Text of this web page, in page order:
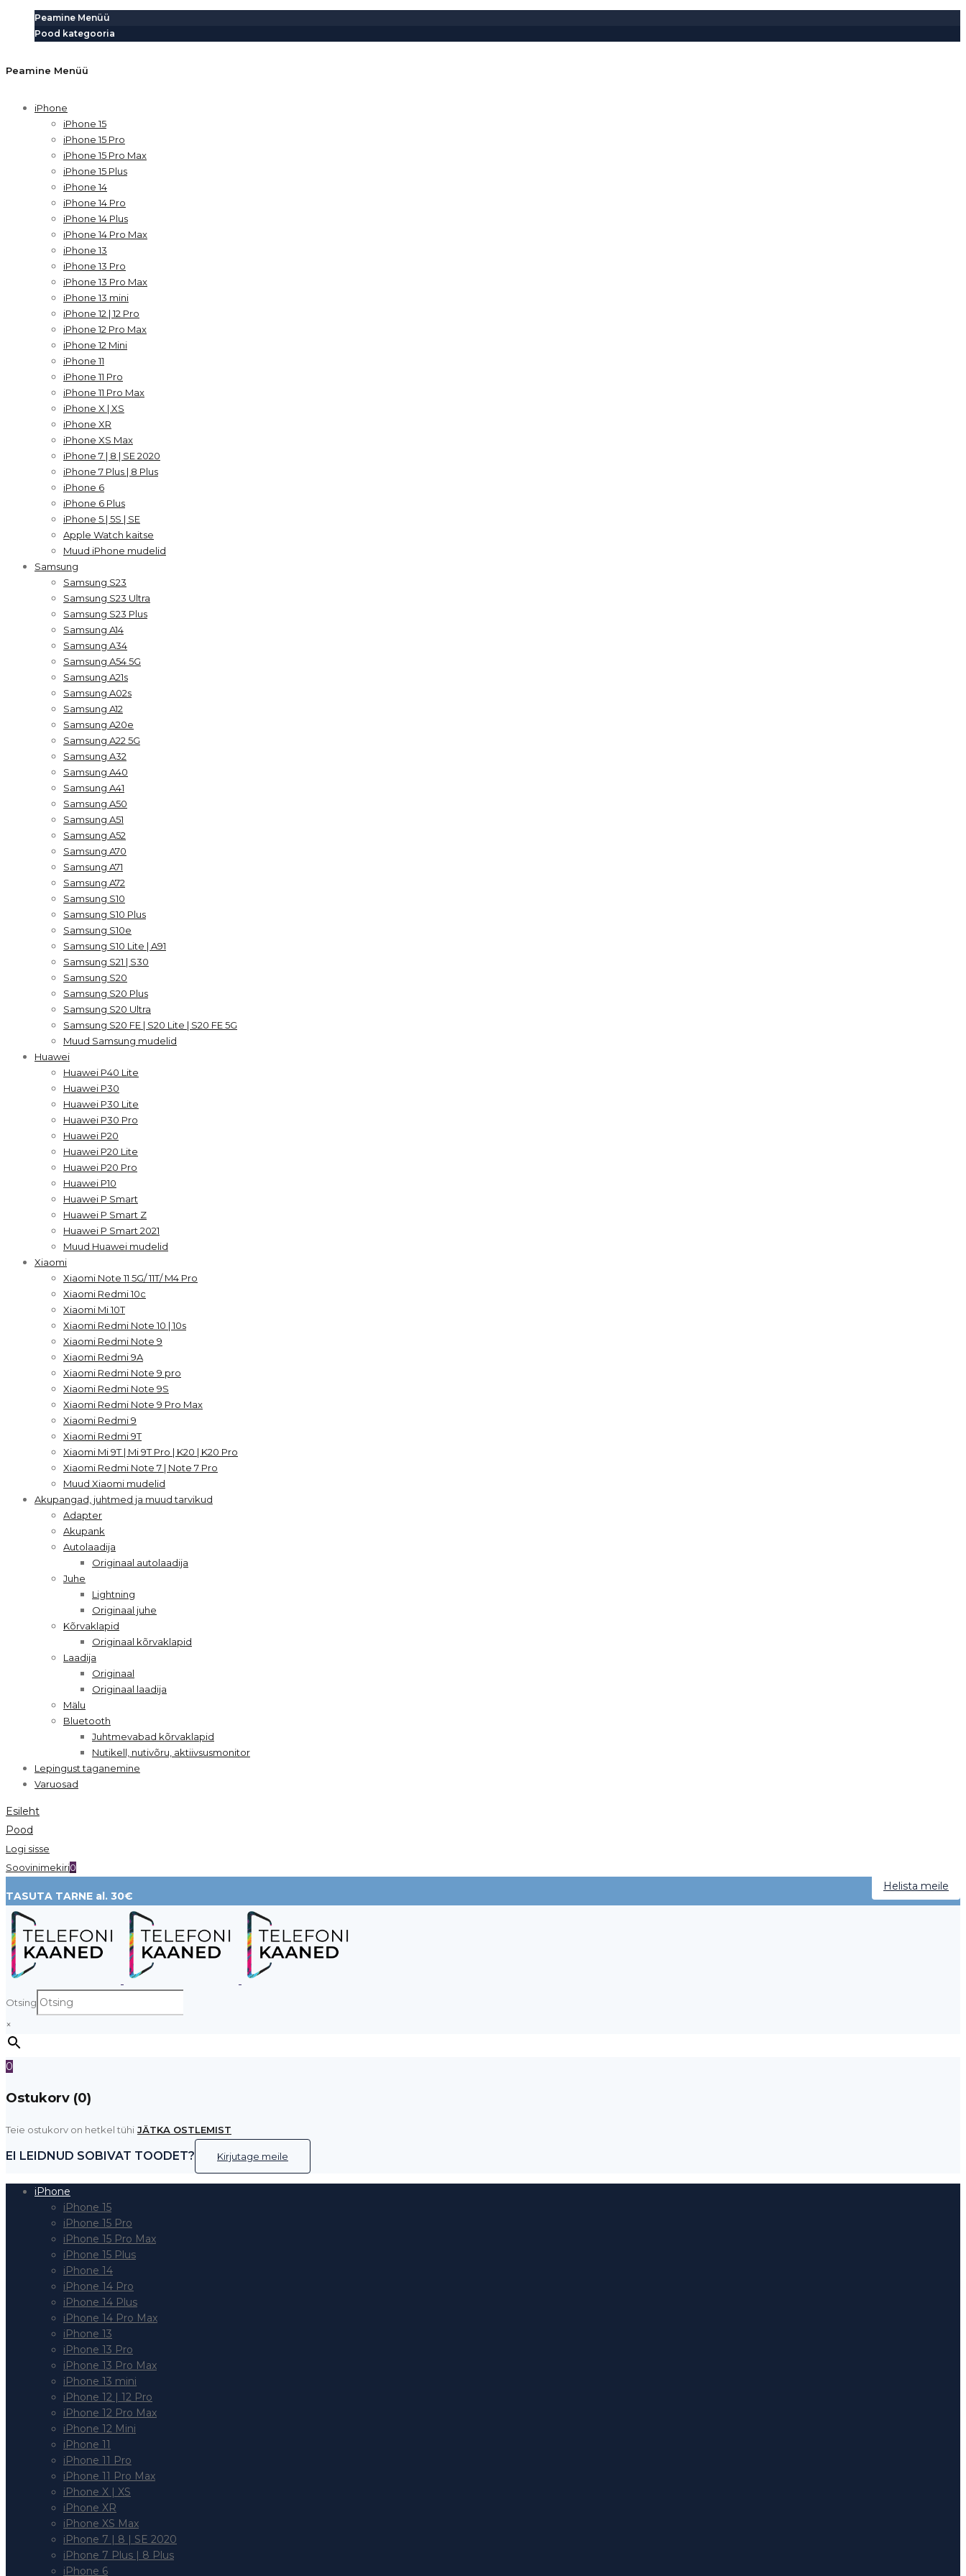
Peamine Menüü
Pood kategooria
Peamine Menüü
iPhone
iPhone 15
iPhone 15 Pro
iPhone 15 Pro Max
iPhone 15 Plus
iPhone 14
iPhone 14 Pro
iPhone 14 Plus
iPhone 14 Pro Max
iPhone 13
iPhone 13 Pro
iPhone 13 Pro Max
iPhone 13 mini
iPhone 12 | 12 Pro
iPhone 12 Pro Max
iPhone 12 Mini
iPhone 11
iPhone 11 Pro
iPhone 11 Pro Max
iPhone X | XS
iPhone XR
iPhone XS Max
iPhone 7 | 8 | SE 2020
iPhone 7 Plus | 8 Plus
iPhone 6
iPhone 6 Plus
iPhone 5 | 5S | SE
Apple Watch kaitse
Muud iPhone mudelid
Samsung
Samsung S23
Samsung S23 Ultra
Samsung S23 Plus
Samsung A14
Samsung A34
Samsung A54 5G
Samsung A21s
Samsung A02s
Samsung A12
Samsung A20e
Samsung A22 5G
Samsung A32
Samsung A40
Samsung A41
Samsung A50
Samsung A51
Samsung A52
Samsung A70
Samsung A71
Samsung A72
Samsung S10
Samsung S10 Plus
Samsung S10e
Samsung S10 Lite | A91
Samsung S21 | S30
Samsung S20
Samsung S20 Plus
Samsung S20 Ultra
Samsung S20 FE | S20 Lite | S20 FE 5G
Muud Samsung mudelid
Huawei
Huawei P40 Lite
Huawei P30
Huawei P30 Lite
Huawei P30 Pro
Huawei P20
Huawei P20 Lite
Huawei P20 Pro
Huawei P10
Huawei P Smart
Huawei P Smart Z
Huawei P Smart 2021
Muud Huawei mudelid
Xiaomi
Xiaomi Note 11 5G/ 11T/ M4 Pro
Xiaomi Redmi 10c
Xiaomi Mi 10T
Xiaomi Redmi Note 10 | 10s
Xiaomi Redmi Note 9
Xiaomi Redmi 9A
Xiaomi Redmi Note 9 pro
Xiaomi Redmi Note 9S
Xiaomi Redmi Note 9 Pro Max
Xiaomi Redmi 9
Xiaomi Redmi 9T
Xiaomi Mi 9T | Mi 9T Pro | K20 | K20 Pro
Xiaomi Redmi Note 7 | Note 7 Pro
Muud Xiaomi mudelid
Akupangad, juhtmed ja muud tarvikud
Adapter
Akupank
Autolaadija
Originaal autolaadija
Juhe
Lightning
Originaal juhe
Kõrvaklapid
Originaal kõrvaklapid
Laadija
Originaal
Originaal laadija
Mälu
Bluetooth
Juhtmevabad kõrvaklapid
Nutikell, nutivõru, aktiivsusmonitor
Lepingust taganemine
Varuosad
Esileht
Pood
Logi sisse
Soovinimekiri0
TASUTA TARNE al. 30€
Helista meile
Otsing
×
0
Ostukorv (0)
Teie ostukorv on hetkel tühi JÄTKA OSTLEMIST
EI LEIDNUD SOBIVAT TOODET? Kirjutage meile
iPhone
iPhone 15
iPhone 15 Pro
iPhone 15 Pro Max
iPhone 15 Plus
iPhone 14
iPhone 14 Pro
iPhone 14 Plus
iPhone 14 Pro Max
iPhone 13
iPhone 13 Pro
iPhone 13 Pro Max
iPhone 13 mini
iPhone 12 | 12 Pro
iPhone 12 Pro Max
iPhone 12 Mini
iPhone 11
iPhone 11 Pro
iPhone 11 Pro Max
iPhone X | XS
iPhone XR
iPhone XS Max
iPhone 7 | 8 | SE 2020
iPhone 7 Plus | 8 Plus
iPhone 6